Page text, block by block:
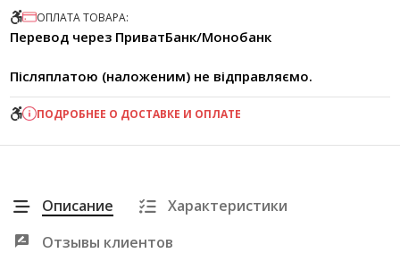
ОПЛАТА ТОВАРА:
Перевод через ПриватБанк/Монобанк
Післяплатою (наложеним) не відправляємо.
ПОДРОБНЕЕ О ДОСТАВКЕ И ОПЛАТЕ
Описание
Характеристики
Отзывы клиентов